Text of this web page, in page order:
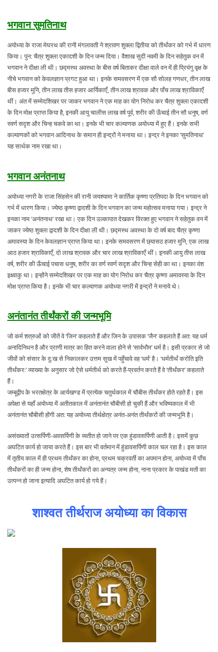
भगवान सुमतिनाथ
अयोध्या के राजा मेघरथ की रानी मंगलावती ने श्रावण शुक्ला द्वितीया को तीर्थंकर को गर्भ में धारण
किया। पुन: चैत्र शुक्ला एकादशी के दिन जन्म दिया। वैशाख सुदी नवमी के दिन सहेतुक वन में
भगवान ने दीक्षा ली थी। छद्मस्थ अवस्था के बीस वर्ष बिताकर दीक्षा वाले वन में ही प्रियंगु वृक्ष के
नीचे भगवान को केवलज्ञान प्रगट हुआ था। इनके समवसरण में एक सौ सोलह गणधर, तीन लाख
बीस हजार मुनि, तीन लाख तीस हजार आर्यिकाएँ, तीन लाख श्रावक और पाँच लाख श्राविकाएँ
थीं। अंत में सम्मेदशिखर पर जाकर भगवान ने एक माह का योग निरोध कर चैत्र शुक्ला एकादशी
के दिन मोक्ष प्राप्त किया है, इनकी आयु चालीस लाख वर्ष पूर्व, शरीर की ऊँचाई तीन सौ धनुष, वर्ण
स्वर्ण सदृश और चिन्ह चकवे का था। इनके भी चार कल्याणक अयोध्या में हुए हैं। इनके सभी
कल्याणकों को भगवान आदिनाथ के समान ही इन्द्रों ने मनाया था। इन्द्र ने इनका ‘सुमतिनाथ’
यह सार्थक नाम रखा था।
भगवान अनंतनाथ
अयोध्या नगरी के राजा सिंहसेन की रानी जयश्यामा ने कार्तिक कृष्णा प्रतिपदा के दिन भगवान को
गर्भ में धारण किया। ज्येष्ठ कृष्णा द्वादशी के दिन भगवान का जन्म महोत्सव मनाया गया। इन्द्र ने
इनका नाम ‘अनंतनाथ’ रखा था। एक दिन उल्कापात देखकर विरक्त हुए भगवान ने सहेतुक वन में
जाकर ज्येष्ठ शुक्ला द्वादशी के दिन दीक्षा ली थी। छद्मस्थ अवस्था के दो वर्ष बाद चैत्र कृष्णा
अमावस्या के दिन केवलज्ञान प्राप्त किया था। इनके समवसरण में छ्यासठ हजार मुनि, एक लाख
आठ हजार श्राविकाएँ, दो लाख श्रावक और चार लाख श्राविकाएँ थीं। इनकी आयु तीस लाख
वर्ष, शरीर की ऊँचाई पचास धनुष, शरीर का वर्ण स्वर्ण सदृश और चिन्ह सेही का था। इनका वंश
इक्ष्वाकु था। इन्होंने सम्मेदशिखर पर एक माह का योग निरोध कर चैत्र कृष्णा अमावस्या के दिन
मोक्ष प्राप्त किया है। इनके भी चार कल्याणक अयोध्या नगरी में इन्द्रों ने मनाये थे।
अनंतानंत तीर्थंकरों की जन्मभूमि
जो कर्म शत्रुओं को जीतें वे ‘जिन’ कहलाते हैं और जिन के उपासक ‘जैन’ कहलाते हैं अत: यह धर्म
अनादिनिधन है और प्राणी मात्र का हित करने वाला होने से ‘सार्वभौम’ धर्म है। इसी प्रकार से जो
जीवों को संसार के दु:ख से निकालकर उत्तम सुख में पहुँचावे वह ‘धर्म’ है। ‘धर्मतीर्थं करोति इति
तीर्थंकर:’ व्याख्या के अनुसार जो ऐसे धर्मतीर्थ को करते हैं-प्रवर्तन करते हैं वे ‘तीर्थंकर’ कहलाते
हैं।
जम्बूद्वीप के भरतक्षेत्र के आर्यखण्ड में प्रत्येक चतुर्थकाल में चौबीस तीर्थंकर होते रहते हैं। इस
अपेक्षा से यहाँ अयोध्या में अतीतकाल में अनंतानंत चौबीसी हो चुकी हैं और भविष्यकाल में भी
अनंतानंत चौबीसी होंगी अत: यह अयोध्या तीर्थक्षेत्र अनंत-अनंत तीर्थंकरों की जन्मभूमि है।
असंख्यातों उत्सर्पिणी-अवसर्पिणी के व्यतीत हो जाने पर एक हुंडावसर्पिणी आती है। इसमें कुछ
अघटित कार्य हो जाया करते हैं। इस बार भी वर्तमान में हुंडावसर्पिणी काल चल रहा है। इस काल
में तृतीय काल में ही प्रथम तीर्थंकर का होना, प्रथम चक्रवर्ती का अपमान होना, अयोध्या में पाँच
तीर्थंकरों का ही जन्म होना, शेष तीर्थंकरों का अन्यत्र जन्म होना, नाना प्रकार के पाखंड मतों का
उत्पन्न हो जाना इत्यादि अघटित कार्य हो गये हैं।
शाश्वत तीर्थराज अयोध्या का विकास